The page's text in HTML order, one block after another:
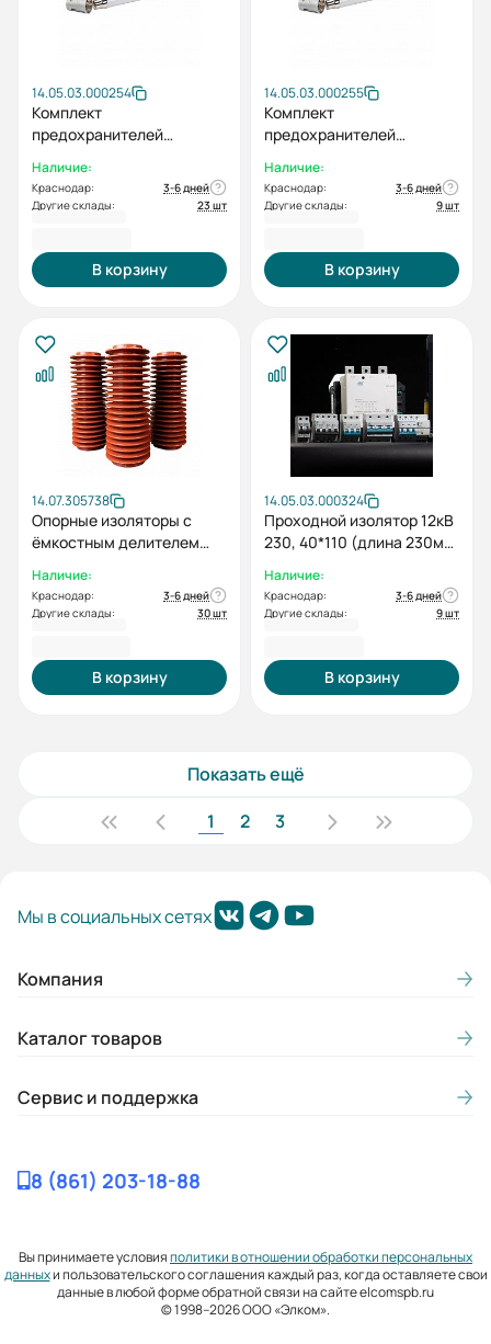
14.05.03.000254
Комплект
предохранителей
50 (12кВ, 50А) (1 шт.)
Наличие:
Краснодар:
3-6 дней
Другие склады:
23 шт
В корзину
14.05.03.000255
Комплект
предохранителей
63 (12кВ, 63А) (1 шт.)
Наличие:
Краснодар:
3-6 дней
Другие склады:
9 шт
В корзину
14.07.305738
Опорные изоляторы с
ёмкостным делителем
Наличие:
Краснодар:
3-6 дней
Другие склады:
30 шт
В корзину
14.05.03.000324
Проходной изолятор 12кВ
230, 40*110 (длина 230мм,
отверстия 40*110)
Наличие:
Краснодар:
3-6 дней
Другие склады:
9 шт
В корзину
Показать ещё
1
2 3
Мы в социальных сетях
Компания
Каталог товаров
Сервис и поддержка
8 (861) 203-18-88
Вы принимаете условияполитики в отношении обработки персональных
данныхи пользовательского соглашения каждый раз, когда оставляете свои
данные в любой форме обратной связи на сайте elcomspb.ru
© 1998–2026 ООО «Элком».